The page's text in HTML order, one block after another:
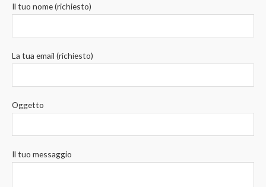
Il tuo nome (richiesto)
La tua email (richiesto)
Oggetto
Il tuo messaggio